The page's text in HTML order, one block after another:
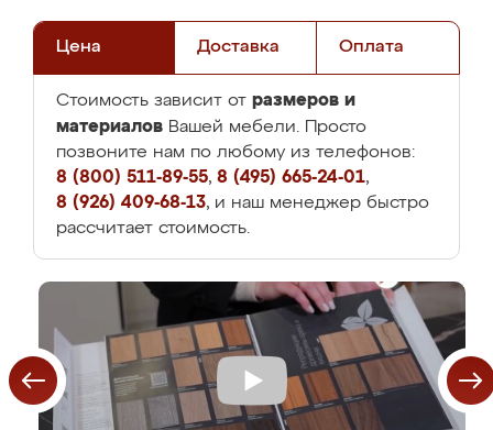
Цена Доставка Оплата
Стоимость зависит от размеров и
материалов Вашей мебели. Просто
позвоните нам по любому из телефонов:
8 (800) 511-89-55, 8 (495) 665-24-01,
8 (926) 409-68-13, и наш менеджер быстро
рассчитает стоимость.